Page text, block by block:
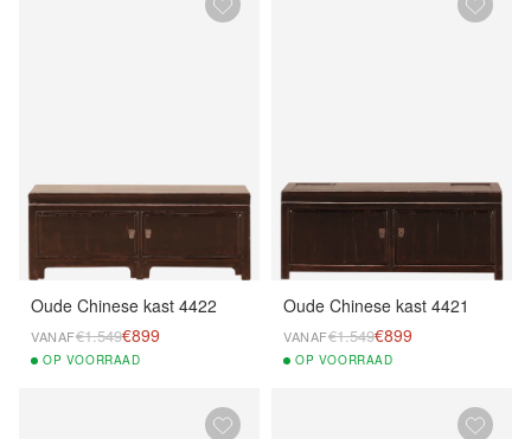
Oude Chinese kast 4422
VANAF€1.549€899
OP VOORRAAD
Oude Chinese kast 4421
VANAF€1.549€899
OP VOORRAAD